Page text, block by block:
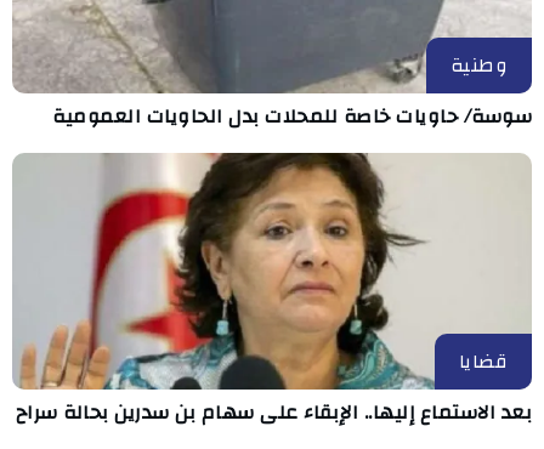
وطنية
سوسة/ حاويات خاصة للمحلات بدل الحاويات العمومية
قضايا
بعد الاستماع إليها.. الإبقاء على سهام بن سدرين بحالة سراح